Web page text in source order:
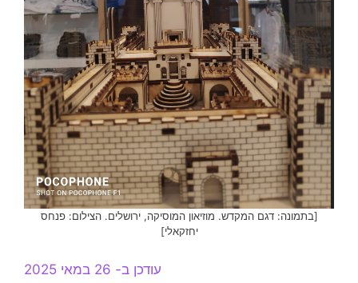
[בתמונה: דגם המקדש. מוזיאון המוסיקה, ירושלים. הצילום: פנחס
יחזקאלי]
עודכן ב- 26 במאי 2025